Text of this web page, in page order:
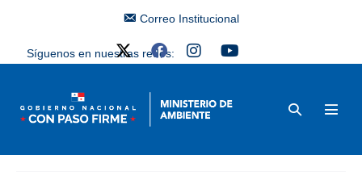
Correo Institucional
Síguenos en nuestras redes: